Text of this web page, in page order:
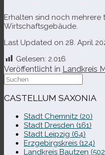
Erhalten sind noch meh­rere
Wirtschaftsgebäude.
Last Updated on 28. April
Gelesen: 2.016
Veröffentlicht in Landkreis
Suche
nach:
CASTELLUM SAXONIA
Stadt Chemnitz (20)
Stadt Dresden (161)
Stadt Leipzig (64)
Erzgebirgskreis (124)
Landkreis Bautzen